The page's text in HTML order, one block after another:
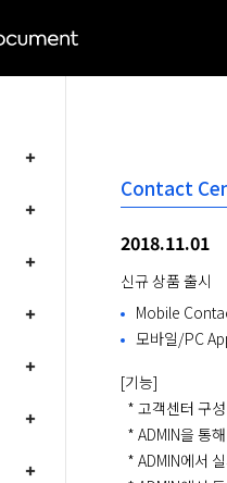
Contact
2018.11.01
신규 상품 출시
Mobile
모바일/PC
[기능]